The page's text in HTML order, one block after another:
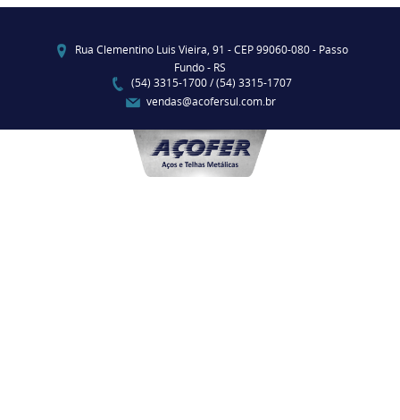
Rua Clementino Luis Vieira, 91 - CEP 99060-080 - Passo
Fundo - RS
(54) 3315-1700 / (54) 3315-1707
vendas@acofersul.com.br